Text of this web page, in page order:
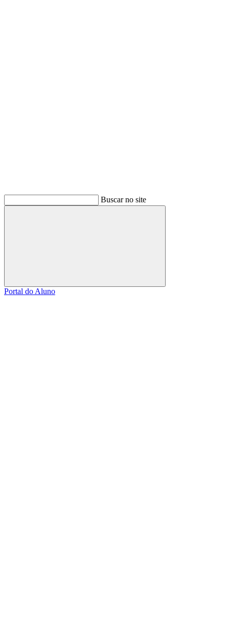
Buscar no site
Buscar
Portal do Aluno